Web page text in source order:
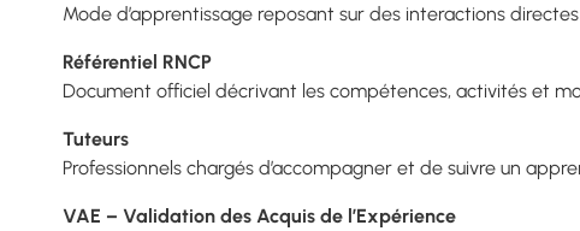
Mode d’apprentissage reposant sur des interactions
Référentiel RNCP
Document officiel décrivant les compétences, activités et
Tuteurs
Professionnels chargés d’accompagner et de suivre un
VAE – Validation des Acquis de l’Expérience